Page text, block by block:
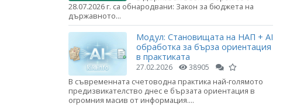
28.07.2026 г. са обнародвани: Закон за бюджета на
държавното...
Модул: Становищата на НАП + AI
обработка за бърза ориентация
в практиката
27.02.2026 38905
В съвременната счетоводна практика най-голямото
предизвикателство днес е бързата ориентация в
огромния масив от информация....